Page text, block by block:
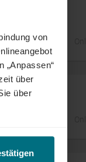
von
„Anpassen“
über
über